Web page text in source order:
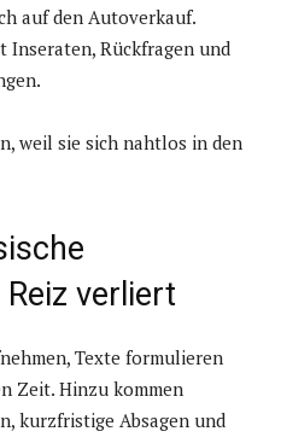
auf den Autoverkauf.
Inseraten, Rückfragen und
weil sie sich nahtlos in den
verliert
Texte formulieren
Zeit. Hinzu kommen
kurzfristige Absagen und